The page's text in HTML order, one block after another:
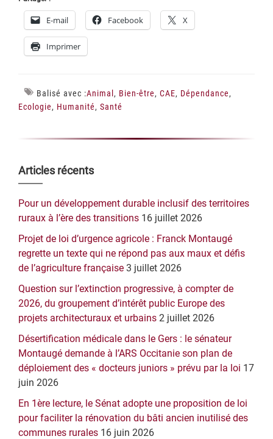
E-mail Facebook X
Imprimer
Balisé avec :Animal , Bien-être, CAE, Dépendance,
Ecologie, Humanité, Santé
Barre
latérale
principale
Articles récents
Pour un développement durable inclusif des territoires
ruraux à l’ère des transitions 16 juillet 2026
Projet de loi d’urgence agricole : Franck Montaugé
regrette un texte qui ne répond pas aux maux et défis
de l’agriculture française 3 juillet 2026
Question sur l’extinction progressive, à compter de
2026, du groupement d’intérêt public Europe des
projets architecturaux et urbains 2 juillet 2026
Désertification médicale dans le Gers : le sénateur
Montaugé demande à l’ARS Occitanie son plan de
déploiement des « docteurs juniors » prévu par la loi 17
juin 2026
En 1ère lecture, le Sénat adopte une proposition de loi
pour faciliter la rénovation du bâti ancien inutilisé des
communes rurales 16 juin 2026